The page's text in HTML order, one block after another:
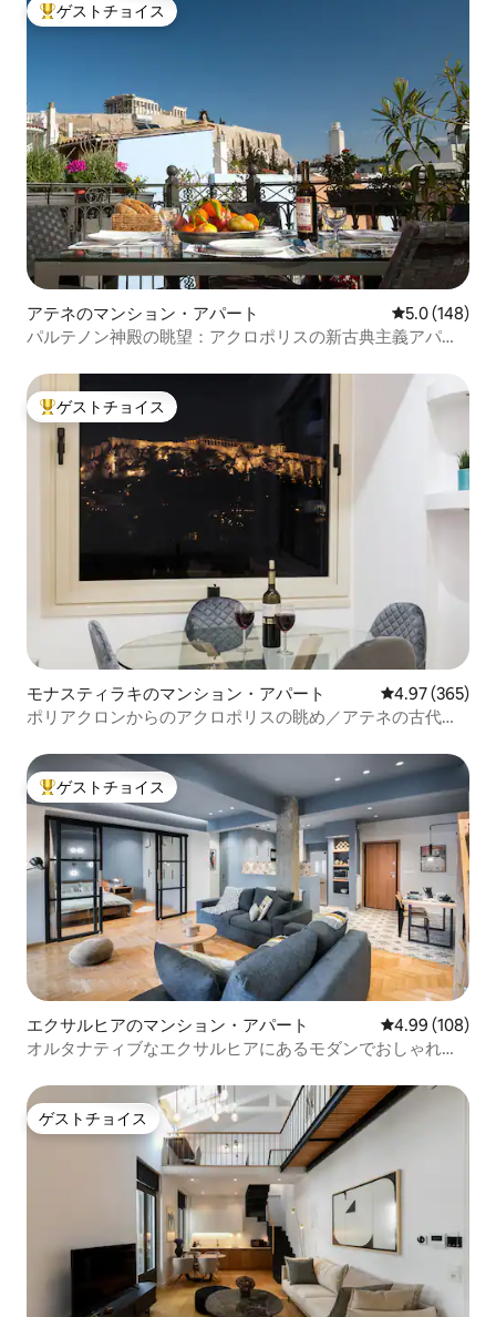
大好評のゲストチョイスです。
ゲストチョイス
アテネのマンション・アパート レビュー148
5.0 (148)
パルテノン神殿の眺望：アクロポリスの新古典主義アパー
大好評のゲストチョイスです。
ゲストチョイス
モナスティラキのマンション・アパート レビュー365
4.97 (365)
ポリアクロンからのアクロポリスの眺め／アテネの古代ア
大好評のゲストチョイスです。
ゲストチョイス
エクサルヒアのマンション・アパート レビュー108
4.99 (108)
オルタナティブなエクサルヒアにあるモダンでおしゃれな
ゲストチョイス
ゲストチョイス